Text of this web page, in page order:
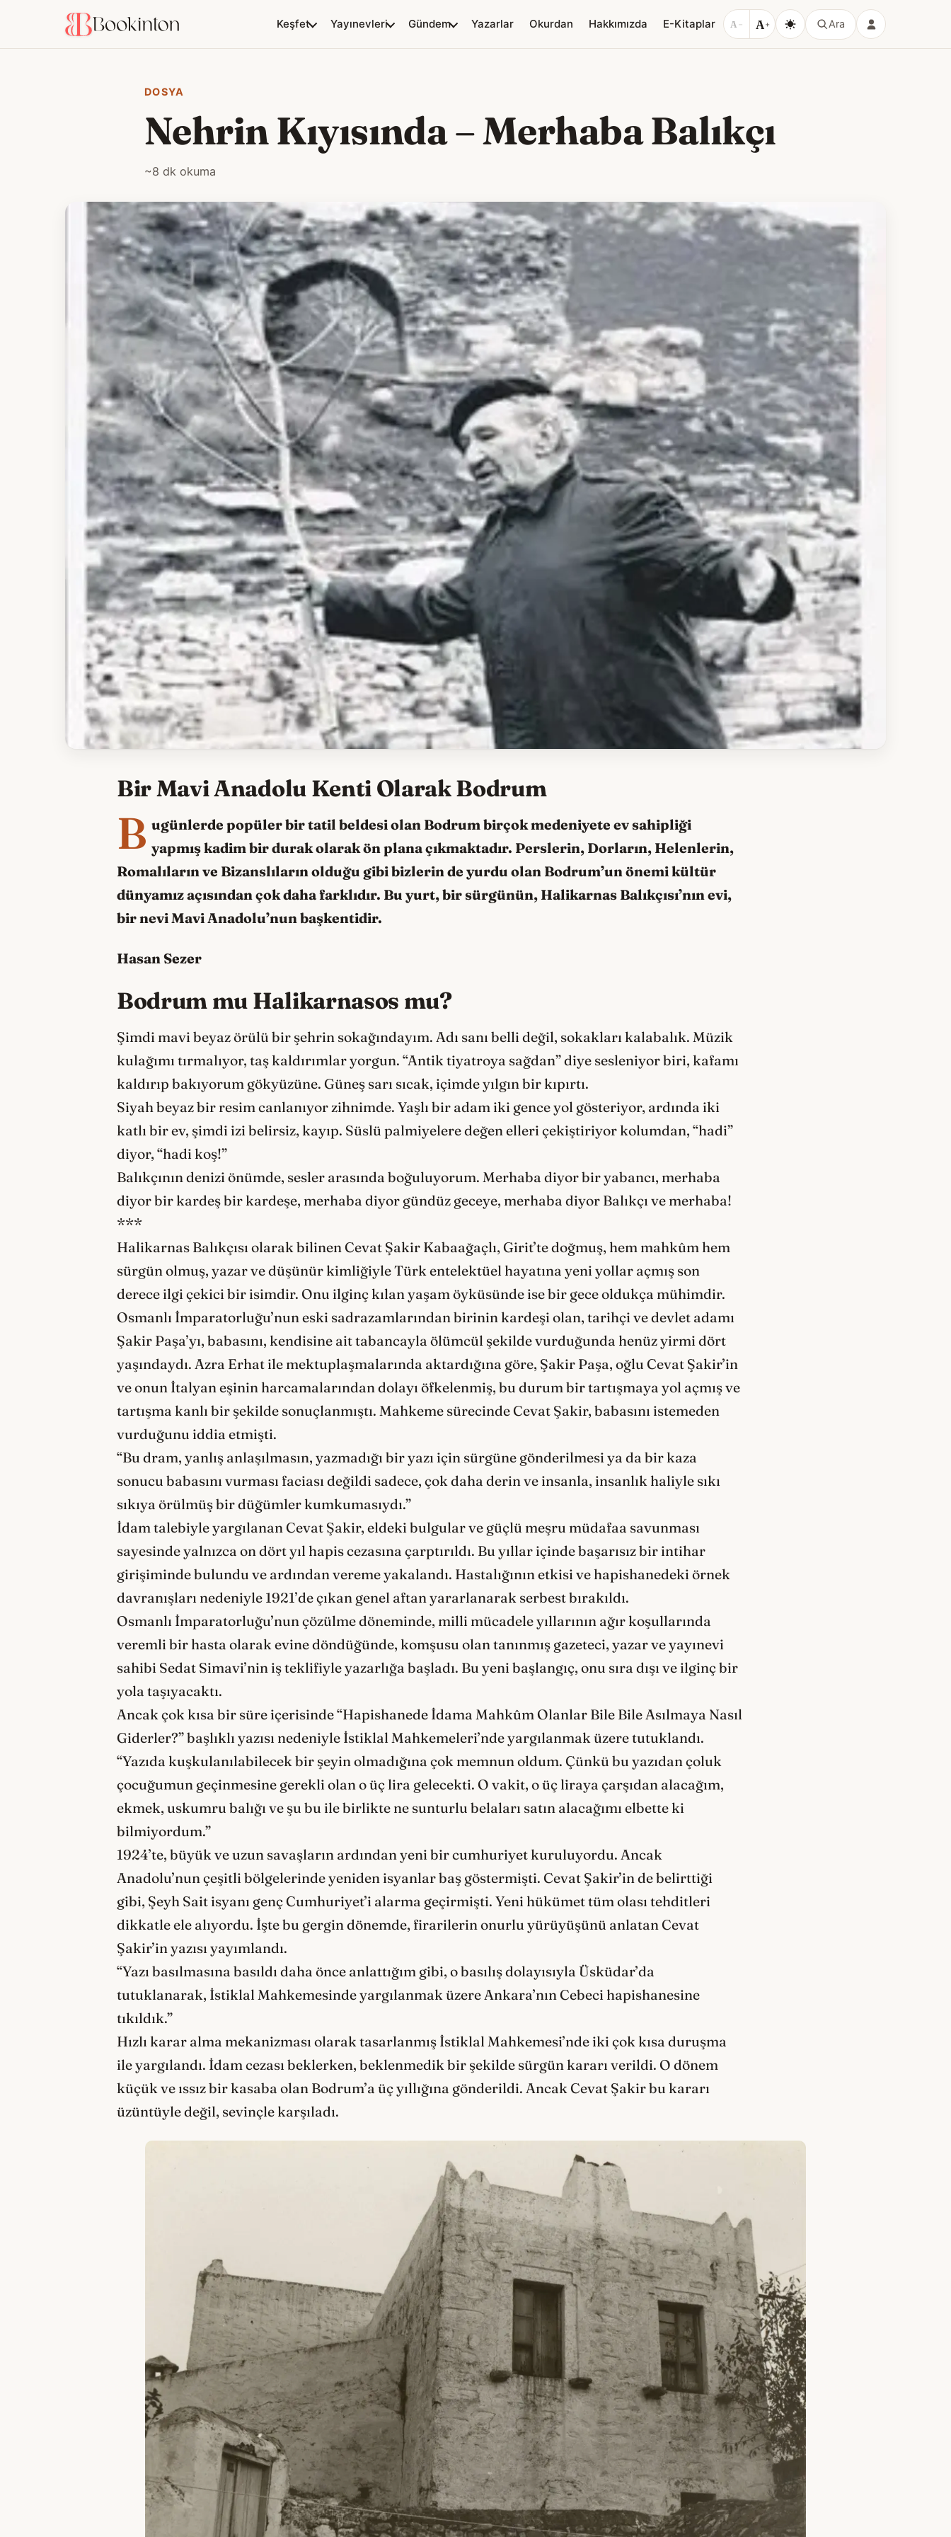
Keşfet Yayınevleri Gündem Yazarlar Okurdan Hakkımızda E-Kitaplar A − A+ Ara
DOSYA
Nehrin Kıyısında – Merhaba Balıkçı
~8 dk okuma
Bir Mavi Anadolu Kenti Olarak Bodrum
B ugünlerde popüler bir tatil beldesi olan Bodrum birçok medeniyete ev sahipliği
yapmış kadim bir durak olarak ön plana çıkmaktadır. Perslerin, Dorların, Helenlerin,
Romalıların ve Bizanslıların olduğu gibi bizlerin de yurdu olan Bodrum’un önemi kültür
dünyamız açısından çok daha farklıdır. Bu yurt, bir sürgünün, Halikarnas Balıkçısı’nın evi,
bir nevi Mavi Anadolu’nun başkentidir.
Hasan Sezer
Bodrum mu Halikarnasos mu?
Şimdi mavi beyaz örülü bir şehrin sokağındayım. Adı sanı belli değil, sokakları kalabalık. Müzik
kulağımı tırmalıyor, taş kaldırımlar yorgun. “Antik tiyatroya sağdan” diye sesleniyor biri, kafamı
kaldırıp bakıyorum gökyüzüne. Güneş sarı sıcak, içimde yılgın bir kıpırtı.
Siyah beyaz bir resim canlanıyor zihnimde. Yaşlı bir adam iki gence yol gösteriyor, ardında iki
katlı bir ev, şimdi izi belirsiz, kayıp. Süslü palmiyelere değen elleri çekiştiriyor kolumdan, “hadi”
diyor, “hadi koş!”
Balıkçının denizi önümde, sesler arasında boğuluyorum. Merhaba diyor bir yabancı, merhaba
diyor bir kardeş bir kardeşe, merhaba diyor gündüz geceye, merhaba diyor Balıkçı ve merhaba!
***
Halikarnas Balıkçısı olarak bilinen Cevat Şakir Kabaağaçlı, Girit’te doğmuş, hem mahkûm hem
sürgün olmuş, yazar ve düşünür kimliğiyle Türk entelektüel hayatına yeni yollar açmış son
derece ilgi çekici bir isimdir. Onu ilginç kılan yaşam öyküsünde ise bir gece oldukça mühimdir.
Osmanlı İmparatorluğu’nun eski sadrazamlarından birinin kardeşi olan, tarihçi ve devlet adamı
Şakir Paşa’yı, babasını, kendisine ait tabancayla ölümcül şekilde vurduğunda henüz yirmi dört
yaşındaydı. Azra Erhat ile mektuplaşmalarında aktardığına göre, Şakir Paşa, oğlu Cevat Şakir’in
ve onun İtalyan eşinin harcamalarından dolayı öfkelenmiş, bu durum bir tartışmaya yol açmış ve
tartışma kanlı bir şekilde sonuçlanmıştı. Mahkeme sürecinde Cevat Şakir, babasını istemeden
vurduğunu iddia etmişti.
“Bu dram, yanlış anlaşılmasın, yazmadığı bir yazı için sürgüne gönderilmesi ya da bir kaza
sonucu babasını vurması faciası değildi sadece, çok daha derin ve insanla, insanlık haliyle sıkı
sıkıya örülmüş bir düğümler kumkumasıydı.”
İdam talebiyle yargılanan Cevat Şakir, eldeki bulgular ve güçlü meşru müdafaa savunması
sayesinde yalnızca on dört yıl hapis cezasına çarptırıldı. Bu yıllar içinde başarısız bir intihar
girişiminde bulundu ve ardından vereme yakalandı. Hastalığının etkisi ve hapishanedeki örnek
davranışları nedeniyle 1921’de çıkan genel aftan yararlanarak serbest bırakıldı.
Osmanlı İmparatorluğu’nun çözülme döneminde, milli mücadele yıllarının ağır koşullarında
veremli bir hasta olarak evine döndüğünde, komşusu olan tanınmış gazeteci, yazar ve yayınevi
sahibi Sedat Simavi’nin iş teklifiyle yazarlığa başladı. Bu yeni başlangıç, onu sıra dışı ve ilginç bir
yola taşıyacaktı.
Ancak çok kısa bir süre içerisinde “Hapishanede İdama Mahkûm Olanlar Bile Bile Asılmaya Nasıl
Giderler?” başlıklı yazısı nedeniyle İstiklal Mahkemeleri’nde yargılanmak üzere tutuklandı.
“Yazıda kuşkulanılabilecek bir şeyin olmadığına çok memnun oldum. Çünkü bu yazıdan çoluk
çocuğumun geçinmesine gerekli olan o üç lira gelecekti. O vakit, o üç liraya çarşıdan alacağım,
ekmek, uskumru balığı ve şu bu ile birlikte ne sunturlu belaları satın alacağımı elbette ki
bilmiyordum.”
1924’te, büyük ve uzun savaşların ardından yeni bir cumhuriyet kuruluyordu. Ancak
Anadolu’nun çeşitli bölgelerinde yeniden isyanlar baş göstermişti. Cevat Şakir’in de belirttiği
gibi, Şeyh Sait isyanı genç Cumhuriyet’i alarma geçirmişti. Yeni hükümet tüm olası tehditleri
dikkatle ele alıyordu. İşte bu gergin dönemde, firarilerin onurlu yürüyüşünü anlatan Cevat
Şakir’in yazısı yayımlandı.
“Yazı basılmasına basıldı daha önce anlattığım gibi, o basılış dolayısıyla Üsküdar’da
tutuklanarak, İstiklal Mahkemesinde yargılanmak üzere Ankara’nın Cebeci hapishanesine
tıkıldık.”
Hızlı karar alma mekanizması olarak tasarlanmış İstiklal Mahkemesi’nde iki çok kısa duruşma
ile yargılandı. İdam cezası beklerken, beklenmedik bir şekilde sürgün kararı verildi. O dönem
küçük ve ıssız bir kasaba olan Bodrum’a üç yıllığına gönderildi. Ancak Cevat Şakir bu kararı
üzüntüyle değil, sevinçle karşıladı.